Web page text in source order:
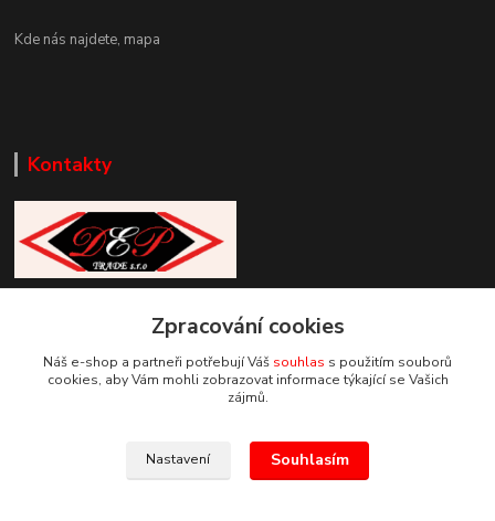
Kde nás najdete, mapa
Kontakty
+420 777 085 857
info@deptrade.cz
Zpracování cookies
Náš e-shop a partneři potřebují Váš souhlas s použitím souborů
cookies, aby Vám mohli zobrazovat informace týkající se Vašich
zájmů.
Nastavení Souhlasím